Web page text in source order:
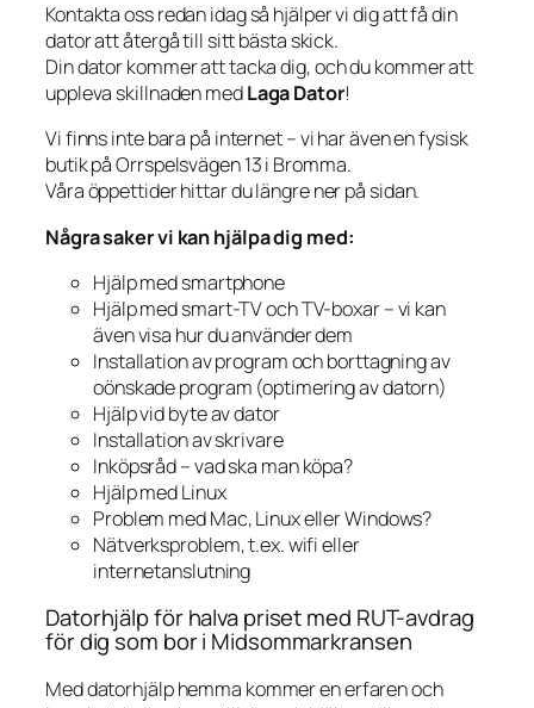
Kontakta oss redan idag så hjälper vi dig att få din
dator att återgå till sitt bästa skick.
Din dator kommer att tacka dig, och du kommer att
uppleva skillnaden medLaga Dator!
Vi finns inte bara på internet – vi har även en fysisk
butik på Orrspelsvägen 13 i Bromma.
Våra öppettider hittar du längre ner på sidan.
Några saker vi kan hjälpa dig med:
Hjälp med smartphone
Hjälp med smart-TV och TV-boxar – vi kan
även visa hur du använder dem
Installation av program och borttagning av
oönskade program (optimering av datorn)
Hjälp vid byte av dator
Installation av skrivare
Inköpsråd – vad ska man köpa?
Hjälp med Linux
Problem med Mac, Linux eller Windows?
Nätverksproblem, t.ex. wifi eller
internetanslutning
Datorhjälp för halva priset med RUT-avdrag
för dig som bor i Midsommarkransen
Med datorhjälp hemma kommer en erfaren och